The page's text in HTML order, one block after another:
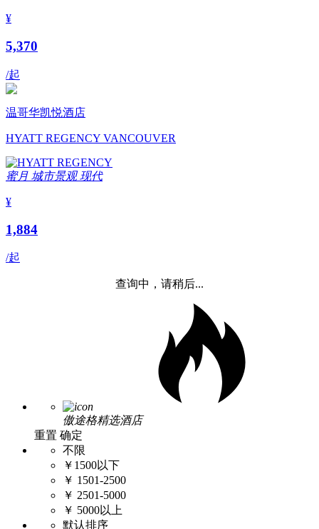
¥
5,370
/起
温哥华凯悦酒店
HYATT REGENCY VANCOUVER
蜜月 城市景观 现代
¥
1,884
/起
查询中，请稍后...
傲途格精选酒店
重置 确定
不限
￥1500以下
￥ 1501-2500
￥ 2501-5000
￥ 5000以上
默认排序